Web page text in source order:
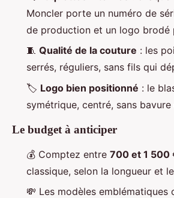
Moncler porte un numéro de
de production et un logo brodé
🧵 Qualité de la couture : les
serrés, réguliers, sans fils qui
🏷️ Logo bien positionné : le
symétrique, centré, sans bavure
Le budget à anticiper
💰 Comptez entre 700 et 1 500
classique, selon la longueur et
💸 Les modèles emblématiques